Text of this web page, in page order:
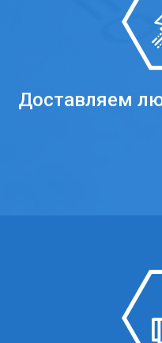
Доставляем